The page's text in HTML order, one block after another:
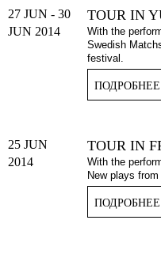
27 JUN - 30
JUN 2014
TOUR IN
With the
Swedish
festival.
ПОДРОБНЕЕ
25 JUN
2014
TOUR IN
With the
New plays
ПОДРОБНЕЕ